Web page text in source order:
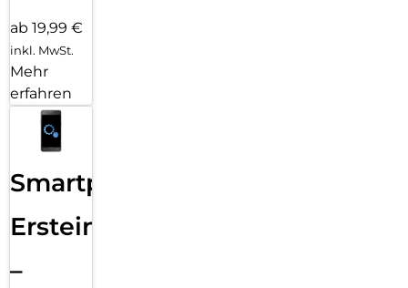
ab 19,99 €
inkl. MwSt.
Mehr
erfahren
Smartphone
Ersteinrichtung
–